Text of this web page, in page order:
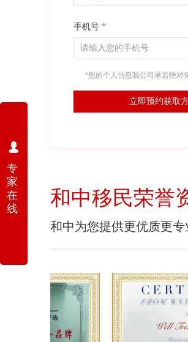
专
家
在
线
넙
手机号 *
*您的个人信息我公司承若绝对
立即预约获取
和中移民荣誉
和中为您提供更优质更专